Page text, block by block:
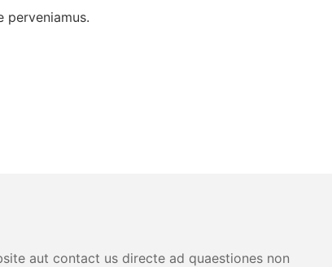
aut contact us directe ad quaestiones non